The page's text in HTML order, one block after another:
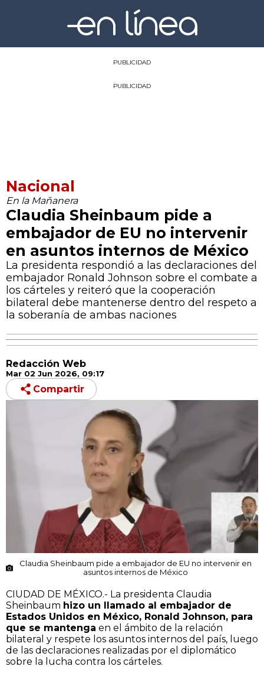
PUBLICIDAD
PUBLICIDAD
Nacional
En la Mañanera
Claudia Sheinbaum pide a
embajador de EU no intervenir
en asuntos internos de México
La presidenta respondió a las declaraciones del
embajador Ronald Johnson sobre el combate a
los cárteles y reiteró que la cooperación
bilateral debe mantenerse dentro del respeto a
la soberanía de ambas naciones
Redacción Web
Mar 02 Jun 2026, 09:17
Compartir
Claudia Sheinbaum pide a embajador de EU no intervenir en
asuntos internos de México
CIUDAD DE MÉXICO.- La presidenta Claudia
Sheinbaum hizo un llamado al embajador de
Estados Unidos en México, Ronald Johnson, para
que se mantenga en el ámbito de la relación
bilateral y respete los asuntos internos del país, luego
de las declaraciones realizadas por el diplomático
sobre la lucha contra los cárteles.